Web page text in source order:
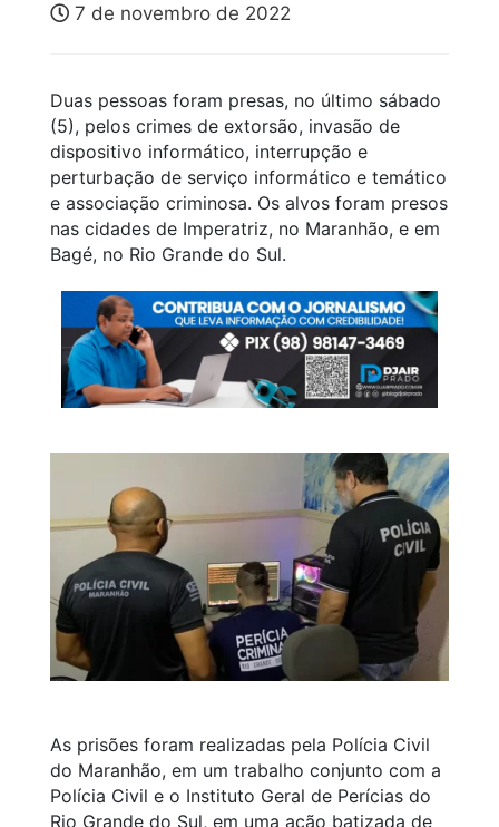
7 de novembro de 2022
Duas pessoas foram presas, no último sábado
(5), pelos crimes de extorsão, invasão de
dispositivo informático, interrupção e
perturbação de serviço informático e temático
e associação criminosa. Os alvos foram presos
nas cidades de Imperatriz, no Maranhão, e em
Bagé, no Rio Grande do Sul.
As prisões foram realizadas pela Polícia Civil
do Maranhão, em um trabalho conjunto com a
Polícia Civil e o Instituto Geral de Perícias do
Rio Grande do Sul, em uma ação batizada de